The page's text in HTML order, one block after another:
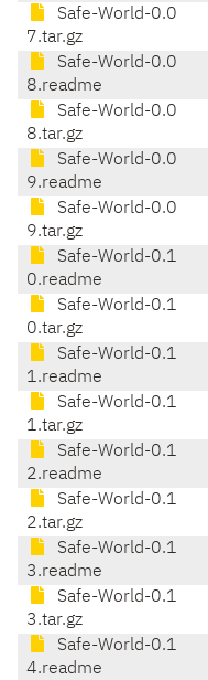
Safe-World-0.0
7.tar.gz
Safe-World-0.0
8.readme
Safe-World-0.0
8.tar.gz
Safe-World-0.0
9.readme
Safe-World-0.0
9.tar.gz
Safe-World-0.1
0.readme
Safe-World-0.1
0.tar.gz
Safe-World-0.1
1.readme
Safe-World-0.1
1.tar.gz
Safe-World-0.1
2.readme
Safe-World-0.1
2.tar.gz
Safe-World-0.1
3.readme
Safe-World-0.1
3.tar.gz
Safe-World-0.1
4.readme